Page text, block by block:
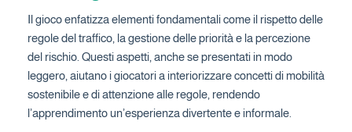
Il gioco enfatizza elementi fondamentali come il rispetto delle
regole del traffico, la gestione delle priorità e la percezione
del rischio. Questi aspetti, anche se presentati in modo
leggero, aiutano i giocatori a interiorizzare concetti di mobilità
sostenibile e di attenzione alle regole, rendendo
l’apprendimento un’esperienza divertente e informale.